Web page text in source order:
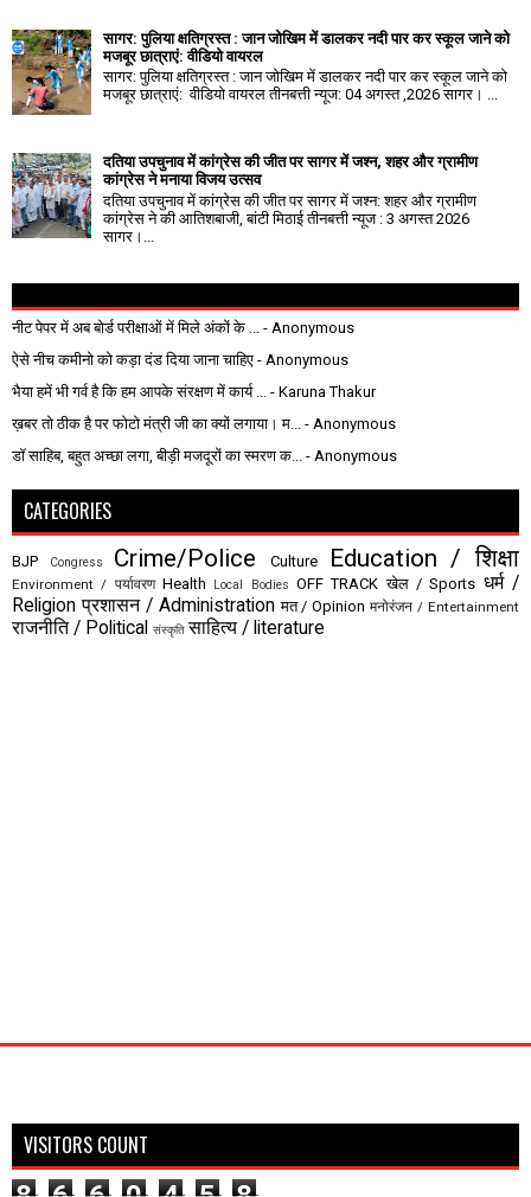
सागर: पुलिया क्षतिग्रस्त : जान जोखिम में डालकर नदी पार कर स्कूल जाने को
मजबूर छात्राएं: वीडियो वायरल
सागर: पुलिया क्षतिग्रस्त : जान जोखिम में डालकर नदी पार कर स्कूल जाने को
मजबूर छात्राएं: वीडियो वायरल तीनबत्ती न्यूज: 04 अगस्त ,2026 सागर। ...
दतिया उपचुनाव में कांग्रेस की जीत पर सागर में जश्न, शहर और ग्रामीण
कांग्रेस ने मनाया विजय उत्सव
दतिया उपचुनाव में कांग्रेस की जीत पर सागर में जश्न: शहर और ग्रामीण
कांग्रेस ने की आतिशबाजी, बांटी मिठाई तीनबत्ती न्यूज : 3 अगस्त 2026
सागर।...
नीट पेपर में अब बोर्ड परीक्षाओं में मिले अंकों के ... - Anonymous
ऐसे नीच कमीनो को कड़ा दंड दिया जाना चाहिए - Anonymous
भैया हमें भी गर्व है कि हम आपके संरक्षण में कार्य ... - Karuna Thakur
ख़बर तो ठीक है पर फोटो मंत्री जी का क्यों लगाया। म... - Anonymous
डॉ साहिब, बहुत अच्छा लगा, बीड़ी मजदूरों का स्मरण क... - Anonymous
CATEGORIES
BJP Congress Crime/Police Culture Education / शिक्षा
Environment / पर्यावरण Health Local Bodies OFF TRACK खेल / Sports धर्म /
Religion प्रशासन / Administration मत / Opinion मनोरंजन / Entertainment
राजनीति / Political संस्कृति साहित्य / literature
VISITORS COUNT